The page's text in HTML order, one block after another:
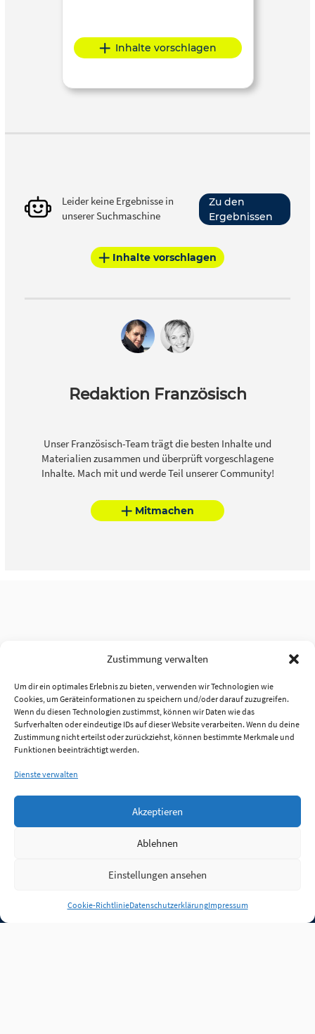
Zustimmung verwalten
Um dir ein optimales Erlebnis zu bieten, verwenden wir Technologien wie
Cookies, um Geräteinformationen zu speichern und/oder darauf zuzugreifen.
Wenn du diesen Technologien zustimmst, können wir Daten wie das
Surfverhalten oder eindeutige IDs auf dieser Website verarbeiten. Wenn du deine
Zustimmung nicht erteilst oder zurückziehst, können bestimmte Merkmale und
Funktionen beeinträchtigt werden.
Dienste verwalten
Akzeptieren
Ablehnen
Einstellungen ansehen
Cookie-RichtlinieDatenschutzerklärungImpressum
Inhalte vorschlagen
Leider keine Ergebnisse in
unserer Suchmaschine
Zu den
Ergebnissen
Inhalte vorschlagen
Redaktion Französisch
Unser Französisch-Team trägt die besten Inhalte und
Materialien zusammen und überprüft vorgeschlagene
Inhalte. Mach mit und werde Teil unserer Community!
Mitmachen
Anmelden
Jobs Partner FAQ Quellen